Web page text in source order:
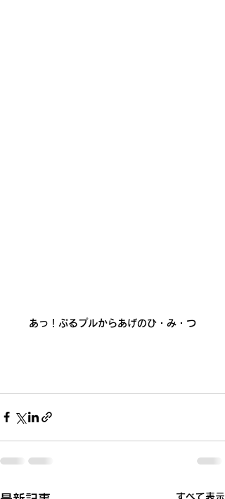
あっ！ぷるプルからあげのひ・み・つ
すべて表示